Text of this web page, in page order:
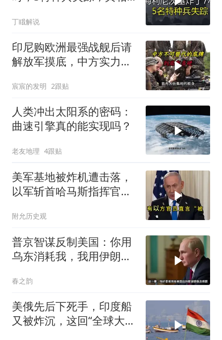
丁睋解说
印尼购欧洲最强战舰后请
解放军摸底，中方实力几
宸宸的发明 2跟贴
人类冲出太阳系的密码：
曲速引擎真的能实现吗？
老友地理 4跟贴
美军基地被炸机遭击落，
以军斩首哈马斯指挥官，
附允历史观
普京智谋反制美国：你用
乌东消耗我，我用伊朗消
春之韵
美俄先后下死手，印度船
又被炸沉，这回“全球大